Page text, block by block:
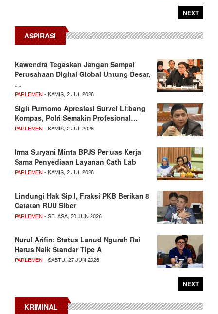
NEXT
ASPIRASI
Kawendra Tegaskan Jangan Sampai
Perusahaan Digital Global Untung Besar,
…
PARLEMEN - KAMIS, 2 JUL 2026
Sigit Purnomo Apresiasi Survei Litbang
Kompas, Polri Semakin Profesional…
PARLEMEN - KAMIS, 2 JUL 2026
Irma Suryani Minta BPJS Perluas Kerja
Sama Penyediaan Layanan Cath Lab
PARLEMEN - KAMIS, 2 JUL 2026
Lindungi Hak Sipil, Fraksi PKB Berikan 8
Catatan RUU Siber
PARLEMEN - SELASA, 30 JUN 2026
Nurul Arifin: Status Lanud Ngurah Rai
Harus Naik Standar Tipe A
PARLEMEN - SABTU, 27 JUN 2026
NEXT
KRIMINAL